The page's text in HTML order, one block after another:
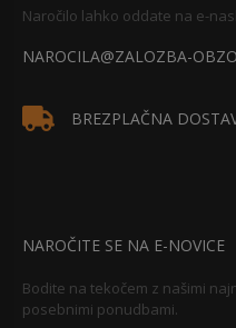
Naročilo lahko oddate na e-
NAROCILA@ZALOZBA-
BREZPLAČNA
NAROČITE SE NA E-NOVICE
Bodite na tekočem z našimi
posebnimi ponudbami.